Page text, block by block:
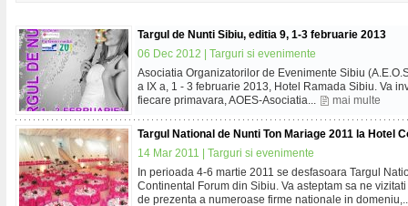
Targul de Nunti Sibiu, editia 9, 1-3 februarie 2013
06 Dec 2012 | Targuri si evenimente
Asociatia Organizatorilor de Evenimente Sibiu
a IX a, 1 - 3 februarie 2013, Hotel Ramada Sibiu. Va
fiecare primavara, AOES-Asociatia...
mai multe
Targul National de Nunti Ton Mariage 2011 la Hotel
14 Mar 2011 | Targuri si evenimente
In perioada 4-6 martie 2011 se desfasoara Targul
Continental Forum din Sibiu. Va asteptam sa ne
de prezenta a numeroase firme nationale in